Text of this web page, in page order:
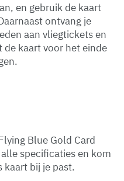
en gebruik de kaart
ontvang je
aan vliegtickets en
kaart voor het einde
Blue Gold Card
specificaties en kom
kaart bij je past.